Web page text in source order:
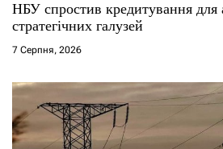
НБУ спростив кредитування для
стратегічних галузей
7 Серпня, 2026